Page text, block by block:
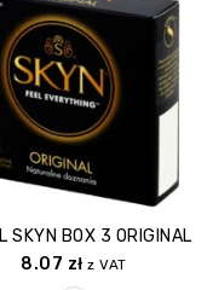
SKYN BOX 3 ORIGINAL
8.07 zł z VAT